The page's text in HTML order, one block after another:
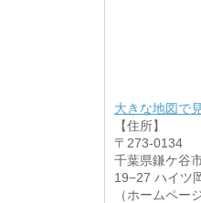
大きな地図で
【住所】
〒273-0134
千葉県鎌ケ谷
19−27 ハイツ
（ホームペー